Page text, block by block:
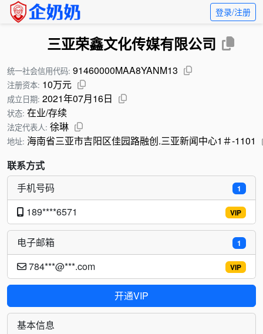
登录/注册
三亚荣鑫文化传媒有限公司
统一社会信用代码: 91460000MAA8YANM13
注册资本: 10万元
成立日期: 2021年07月16日
状态: 在业/存续
法定代表人: 徐琳
地址: 海南省三亚市吉阳区佳园路融创.三亚新闻中心1＃-1101
联系方式
1
手机号码
VIP
189****6571
1
电子邮箱
VIP
784***@***.com
开通VIP
基本信息